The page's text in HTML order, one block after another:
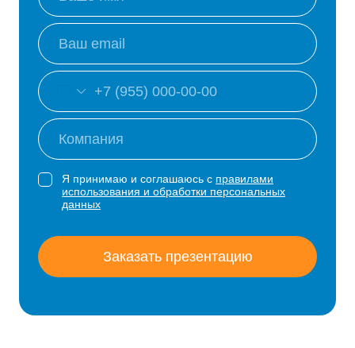
Я принимаю и соглашаюсь с правилами
использования и обработки персональных
данных
Заказать презентацию